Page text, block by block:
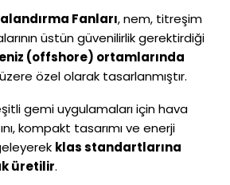
Fanları, nem, titreşim
üstün güvenilirlik gerektirdiği
(offshore) ortamlarında
özel olarak tasarlanmıştır.
gemi uygulamaları için hava
kompakt tasarımı ve enerji
klas standartlarına
üretilir.